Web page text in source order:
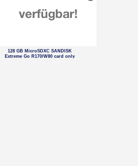
128 GB MicroSDXC SANDISK
Extreme Go R170/W80 card only